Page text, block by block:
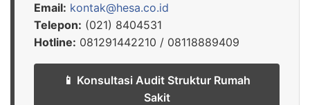
Email: kontak@hesa.co.id
Telepon: (021) 8404531
Hotline: 081291442210 / 08118889409
📱 Konsultasi Audit Struktur Rumah
Sakit